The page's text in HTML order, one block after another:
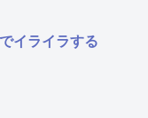
イライラする